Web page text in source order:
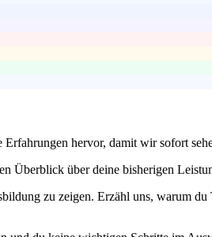
hervor, damit wir sofort
Überblick über deine bisherigen
zu zeigen. Erzähl uns, warum